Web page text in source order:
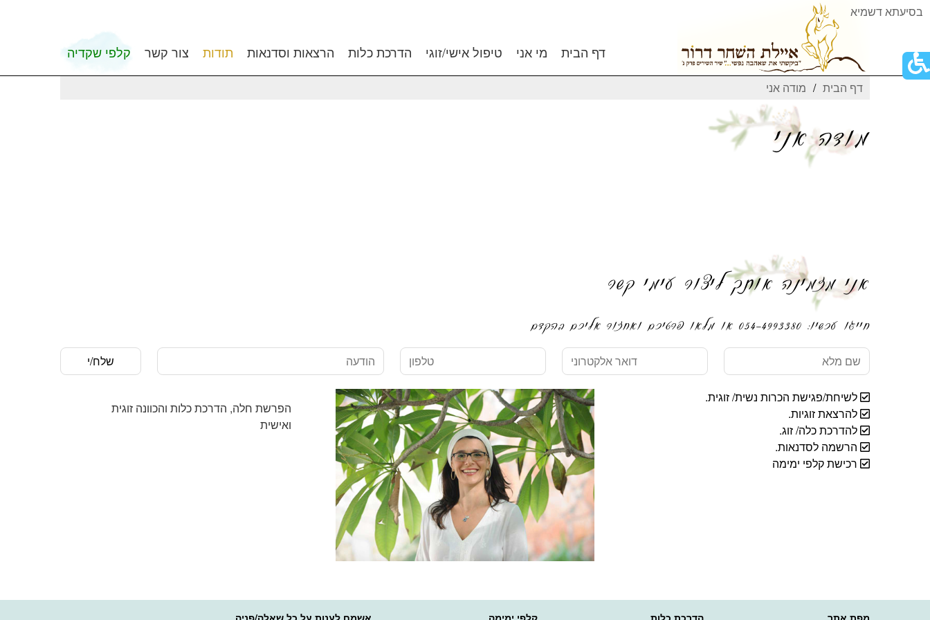
כפתור
לפתיחת
בסיעתא דשמיא
דף הבית מי אני טיפול אישי/זוגי הדרכת כלות הרצאות וסדנאות תודות צור קשר קלפי שקדיה
דף הבית מודה אני
מודה אני
אני מזמינה אותך ליצור עימי קשר
חייגו עכשיו: 054-4993380 או מלאו פרטיכם ואחזור אליכם בהקדם
שם
מלא
דואר
אלקטרוני
טלפון הודעה
לשיחת/פגישת הכרות נשית/ זוגית.
להרצאת זוגיות.
להדרכת כלה/ זוג.
הרשמה לסדנאות.
רכישת קלפי ימימה
‏הפרשת חלה, הדרכת כלות והכוונה זוגית
ואישית‏